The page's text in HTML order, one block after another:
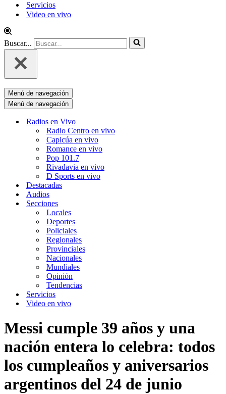
Servicios
Video en vivo
Buscar...
Menú de navegación
Menú de navegación
Radios en Vivo
Radio Centro en vivo
Capicúa en vivo
Romance en vivo
Pop 101.7
Rivadavia en vivo
D Sports en vivo
Destacadas
Audios
Secciones
Locales
Deportes
Policiales
Regionales
Provinciales
Nacionales
Mundiales
Opinión
Tendencias
Servicios
Video en vivo
Messi cumple 39 años y una
nación entera lo celebra: todos
los cumpleaños y aniversarios
argentinos del 24 de junio